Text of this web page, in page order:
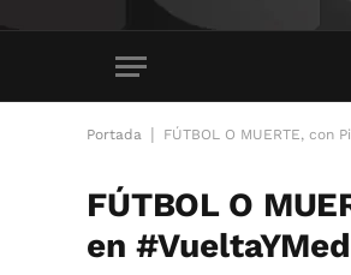
Portada FÚTBOL O MUERTE, con
FÚTBOL O
en